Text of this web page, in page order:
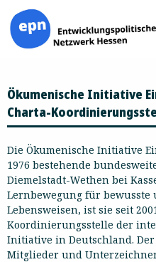
Inhalt
springen
Ökumenische Initiative
Charta-
Die Ökumenische Initiative
1976 bestehende
Diemelstadt-Wethen bei
Lernbewegung für bewusste
Lebensweisen, ist sie seit
Koordinierungsstelle der
Initiative in Deutschland.
Mitglieder und